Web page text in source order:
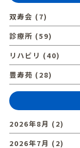
双寿会 (7)
診療所 (59)
リハビリ (40)
豊寿苑 (28)
2026年8月 (2)
2026年7月 (2)